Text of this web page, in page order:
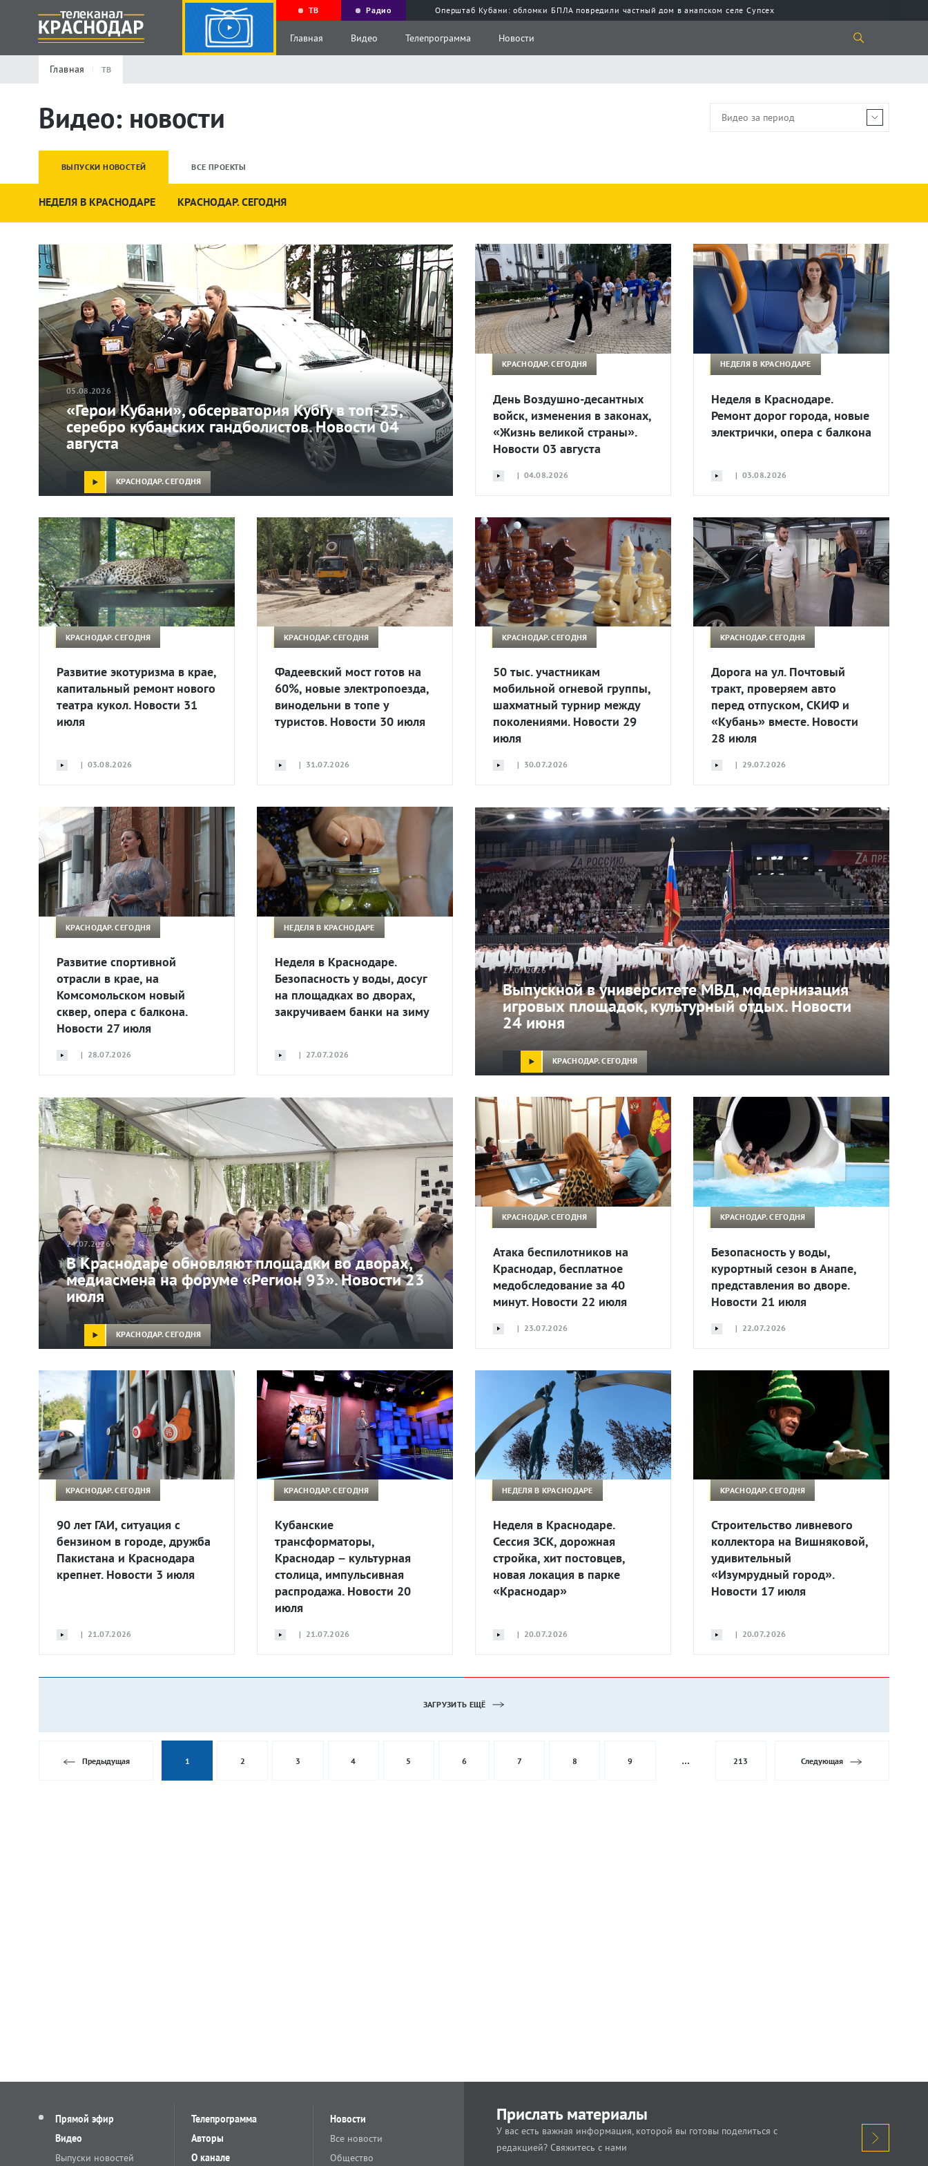
ТВ Радио Оперштаб Кубани: обломки БПЛА повредили частный дом в анапском селе Супсех
Главная Видео Телепрограмма Новости
Главная ТВ
Видео: новости
ВЫПУСКИ НОВОСТЕЙ ВСЕ ПРОЕКТЫ
НЕДЕЛЯ В КРАСНОДАРЕ КРАСНОДАР. СЕГОДНЯ
05.08.2026
«Герои Кубани», обсерватория КубГу в топ-25,
серебро кубанских гандболистов. Новости 04
августа
КРАСНОДАР. СЕГОДНЯ
КРАСНОДАР. СЕГОДНЯ
День Воздушно-десантных
войск, изменения в законах,
«Жизнь великой страны».
Новости 03 августа
| 04.08.2026
НЕДЕЛЯ В КРАСНОДАРЕ
Неделя в Краснодаре.
Ремонт дорог города, новые
электрички, опера с балкона
| 03.08.2026
КРАСНОДАР. СЕГОДНЯ
Развитие экотуризма в крае,
капитальный ремонт нового
театра кукол. Новости 31
июля
| 03.08.2026
КРАСНОДАР. СЕГОДНЯ
Фадеевский мост готов на
60%, новые электропоезда,
винодельни в топе у
туристов. Новости 30 июля
| 31.07.2026
КРАСНОДАР. СЕГОДНЯ
50 тыс. участникам
мобильной огневой группы,
шахматный турнир между
поколениями. Новости 29
июля
| 30.07.2026
КРАСНОДАР. СЕГОДНЯ
Дорога на ул. Почтовый
тракт, проверяем авто
перед отпуском, СКИФ и
«Кубань» вместе. Новости
28 июля
| 29.07.2026
КРАСНОДАР. СЕГОДНЯ
Развитие спортивной
отрасли в крае, на
Комсомольском новый
сквер, опера с балкона.
Новости 27 июля
| 28.07.2026
НЕДЕЛЯ В КРАСНОДАРЕ
Неделя в Краснодаре.
Безопасность у воды, досуг
на площадках во дворах,
закручиваем банки на зиму
| 27.07.2026
27.07.2026
Выпускной в университете МВД, модернизация
игровых площадок, культурный отдых. Новости
24 июня
КРАСНОДАР. СЕГОДНЯ
24.07.2026
В Краснодаре обновляют площадки во дворах,
медиасмена на форуме «Регион 93». Новости 23
июля
КРАСНОДАР. СЕГОДНЯ
КРАСНОДАР. СЕГОДНЯ
Атака беспилотников на
Краснодар, бесплатное
медобследование за 40
минут. Новости 22 июля
| 23.07.2026
КРАСНОДАР. СЕГОДНЯ
Безопасность у воды,
курортный сезон в Анапе,
представления во дворе.
Новости 21 июля
| 22.07.2026
КРАСНОДАР. СЕГОДНЯ
90 лет ГАИ, ситуация с
бензином в городе, дружба
Пакистана и Краснодара
крепнет. Новости 3 июля
| 21.07.2026
КРАСНОДАР. СЕГОДНЯ
Кубанские
трансформаторы,
Краснодар – культурная
столица, импульсивная
распродажа. Новости 20
июля
| 21.07.2026
НЕДЕЛЯ В КРАСНОДАРЕ
Неделя в Краснодаре.
Сессия ЗСК, дорожная
стройка, хит постовцев,
новая локация в парке
«Краснодар»
| 20.07.2026
КРАСНОДАР. СЕГОДНЯ
Строительство ливневого
коллектора на Вишняковой,
удивительный
«Изумрудный город».
Новости 17 июля
| 20.07.2026
ЗАГРУЗИТЬ ЕЩЁ
Предыдущая 1 2 3 4 5 6 7 8 9 … 213 Следующая
Прямой эфир
Видео
Выпуски новостей
Телепрограмма
Авторы
О канале
Новости
Все новости
Общество
Прислать материалы
У вас есть важная информация, которой вы готовы поделиться с
редакцией? Свяжитесь с нами